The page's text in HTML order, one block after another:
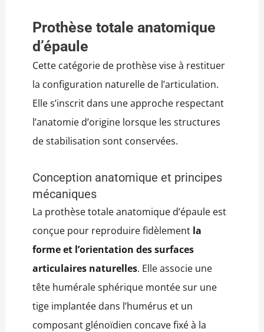
Prothèse totale anatomique
d’épaule
Cette catégorie de prothèse vise à restituer
la configuration naturelle de l’articulation.
Elle s’inscrit dans une approche respectant
l’anatomie d’origine lorsque les structures
de stabilisation sont conservées.
Conception anatomique et principes
mécaniques
La prothèse totale anatomique d’épaule est
conçue pour reproduire fidèlementla
forme et l’orientation des surfaces
articulaires naturelles. Elle associe une
tête humérale sphérique montée sur une
tige implantée dans l’humérus et un
composant glénoïdien concave fixé à la